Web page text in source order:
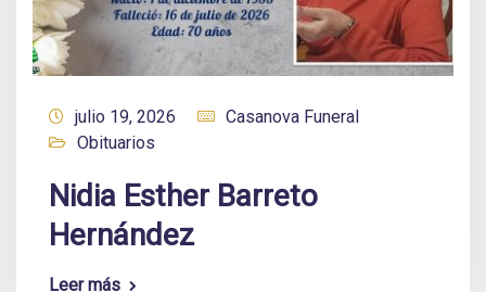
julio 19, 2026
Casanova Funeral
Obituarios
Nidia Esther Barreto
Hernández
Leer más